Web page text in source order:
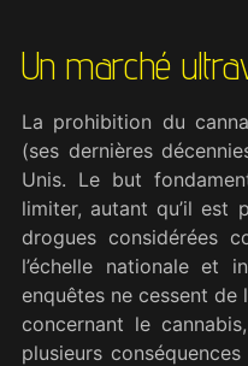
Un marché
La prohibition du
(ses dernières
Unis. Le but
limiter, autant qu’il est
drogues considérées
l’échelle nationale et
enquêtes ne cessent
concernant le
plusieurs